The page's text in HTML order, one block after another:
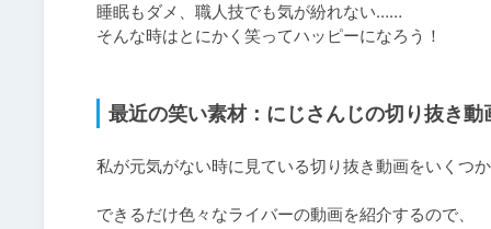
睡眠もダメ、職人技でも気が紛れない……
そんな時はとにかく笑ってハッピーになろう！
最近の笑い素材：にじさんじの切り抜き動
私が元気がない時に見ている切り抜き動画をいくつ
できるだけ色々なライバーの動画を紹介するので、